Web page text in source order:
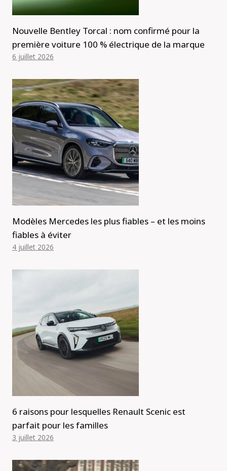
Nouvelle Bentley Torcal : nom confirmé pour la
première voiture 100 % électrique de la marque
6 juillet 2026
Modèles Mercedes les plus fiables – et les moins
fiables à éviter
4 juillet 2026
6 raisons pour lesquelles Renault Scenic est
parfait pour les familles
3 juillet 2026